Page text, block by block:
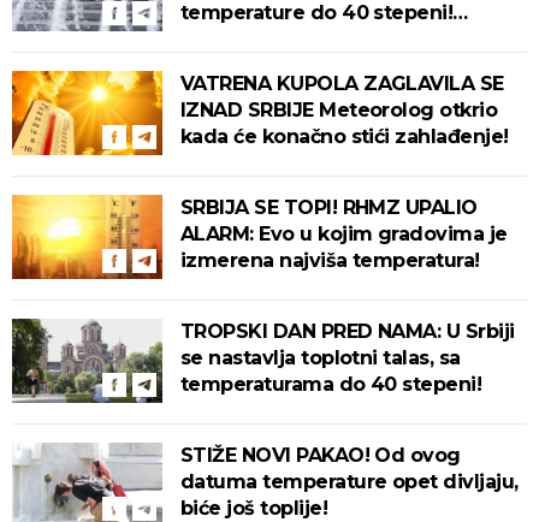
temperature do 40 stepeni!
VATRENA KUPOLA ZAGLAVILA SE
IZNAD SRBIJE Meteorolog otkrio
kada će konačno stići zahlađenje!
SRBIJA SE TOPI! RHMZ UPALIO
ALARM: Evo u kojim gradovima je
izmerena najviša temperatura!
TROPSKI DAN PRED NAMA: U Srbiji
se nastavlja toplotni talas, sa
temperaturama do 40 stepeni!
STIŽE NOVI PAKAO! Od ovog
datuma temperature opet divljaju,
biće još toplije!